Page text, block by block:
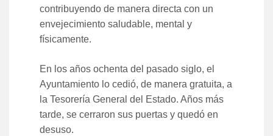
contribuyendo de manera directa con un
envejecimiento saludable, mental y
físicamente.
En los años ochenta del pasado siglo, el
Ayuntamiento lo cedió, de manera gratuita, a
la Tesorería General del Estado. Años más
tarde, se cerraron sus puertas y quedó en
desuso.